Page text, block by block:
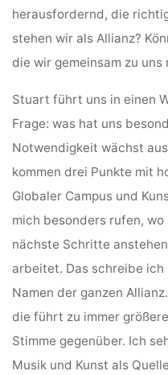
herausfordernd, die
stehen wir als Allianz?
die wir gemeinsam zu uns
Stuart führt uns in einen
Frage: was hat uns
Notwendigkeit wächst
kommen drei Punkte mit
Globaler Campus und
mich besonders rufen,
nächste Schritte
arbeitet. Das schreibe ich
Namen der ganzen
die führt zu immer
Stimme gegenüber. Ich
Musik und Kunst als